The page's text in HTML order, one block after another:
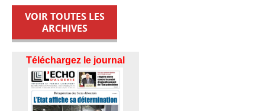
VOIR TOUTES LES
ARCHIVES